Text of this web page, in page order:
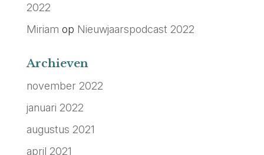
2022
Miriam op Nieuwjaarspodcast 2022
Archieven
november 2022
januari 2022
augustus 2021
april 2021